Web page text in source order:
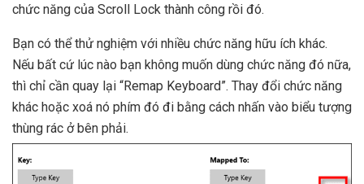
chức năng của Scroll Lock thành công rồi đó.
Bạn có thể thử nghiệm với nhiều chức năng hữu ích khác.
Nếu bất cứ lúc nào bạn không muốn dùng chức năng đó nữa,
thì chỉ cần quay lại “Remap Keyboard”. Thay đổi chức năng
khác hoặc xoá nó phím đó đi bằng cách nhấn vào biểu tượng
thùng rác ở bên phải.